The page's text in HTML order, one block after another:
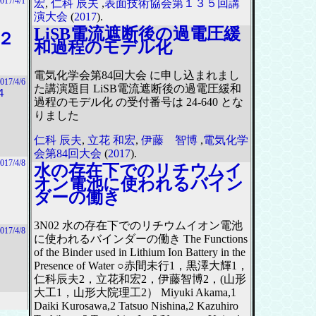
4/6
4/8
4/8
宏, 仁科 辰夫 ,表面技術協会第１３５回講
演大会 (2017).
LiSB電流遮断後の過電圧緩
和過程のモデル化
電気化学会第84回大会 に申し込まれまし
た講演題目 LiSB電流遮断後の過電圧緩和
過程のモデル化 の受付番号は 24-640 とな
りました
仁科 辰夫, 立花 和宏, 伊藤 智博 ,電気化学
会第84回大会 (2017).
水の存在下でのリチウムイ
オン電池に使われるバイン
ダーの働き
3N02 水の存在下でのリチウムイオン電池
に使われるバインダーの働き The Functions
of the Binder used in Lithium Ion Battery in the
Presence of Water ○赤間未行1，黒澤大輝1，
仁科辰夫2，立花和宏2，伊藤智博2，(山形
大工1，山形大院理工2） Miyuki Akama,1
Daiki Kurosawa,2 Tatsuo Nishina,2 Kazuhiro